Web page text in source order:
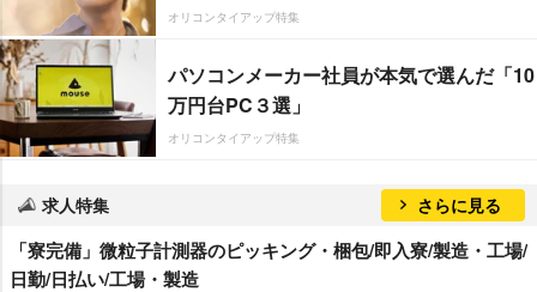
オリコンタイアップ特集
パソコンメーカー社員が本気で選んだ「10
万円台PC３選」
オリコンタイアップ特集
求人特集 さらに見る
「寮完備」微粒子計測器のピッキング・梱包/即入寮/製造・工場/
日勤/日払い/工場・製造